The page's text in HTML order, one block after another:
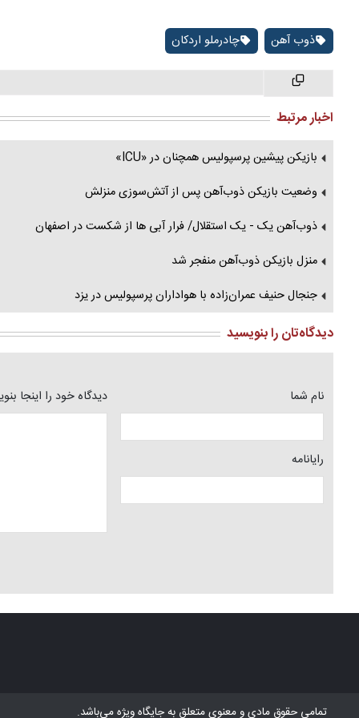
ذوب آهن چادرملو اردکان
اخبار مرتبط
بازیکن پیشین پرسپولیس همچنان در «ICU»
وضعیت بازیکن ذوب‌آهن پس از آتش‌سوزی منزلش
ذوب‌آهن یک - یک استقلال/ فرار آبی ها از شکست در اصفهان
منزل بازیکن ذوب‌آهن منفجر شد
جنجال حنیف عمران‌زاده با هواداران پرسپولیس در یزد
دیدگاه‌تان را بنویسید
نام شما
رایانامه
دیدگاه خود را اینجا
تمامی حقوق مادی و معنوی متعلق بهجایگاه ویژهمی‌باشد.